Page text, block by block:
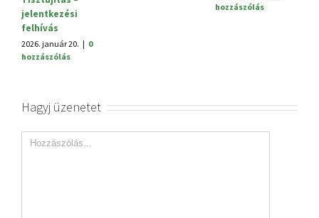
jelentkezési
felhívás
2026. január 20. | 0
hozzászólás
hozzászólás
Hagyj üzenetet